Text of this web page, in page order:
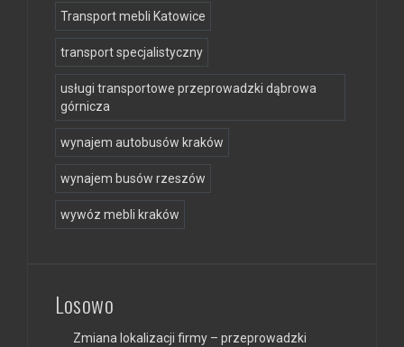
Transport mebli Katowice
transport specjalistyczny
usługi transportowe przeprowadzki dąbrowa
górnicza
wynajem autobusów kraków
wynajem busów rzeszów
wywóz mebli kraków
Losowo
Zmiana lokalizacji firmy – przeprowadzki